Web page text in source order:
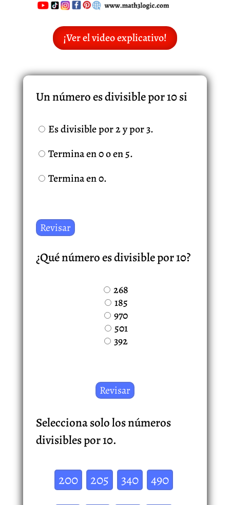
¡Ver el video explicativo!
Un número es divisible por 10 si
Es divisible por 2 y por 3.
Termina en 0 o en 5.
Termina en 0.
¿Qué número es divisible por 10?
268
185
970
501
392
Selecciona solo los números
divisibles por 10.
200 205 340
490